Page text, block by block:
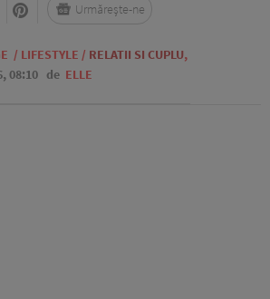
/ LIFESTYLE / RELATII SI CUPLU,
08:10 de ELLE
Urmărește-ne